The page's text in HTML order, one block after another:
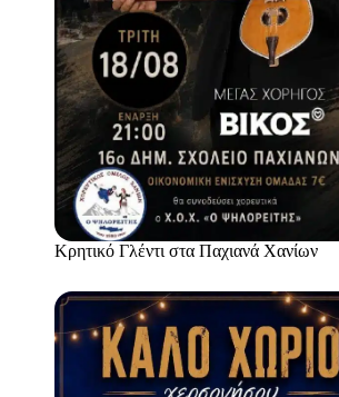
Κρητικό Γλέντι στα Παχιανά Χανίων